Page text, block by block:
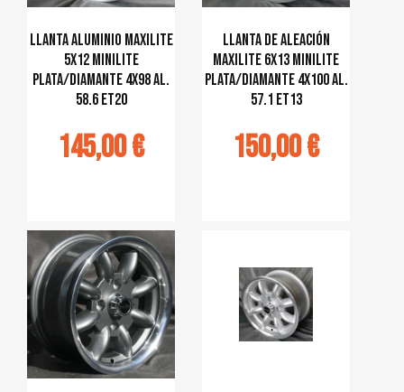
Llanta aluminio MAXILITE
5x12 Minilite
plata/diamante 4x98 al.
58.6 ET20
145,00 €
au
panier
Llanta de aleación
MAXILITE 6x13 Minilite
plata/diamante 4x100 al.
57.1 ET13
150,00 €
Ajouter au